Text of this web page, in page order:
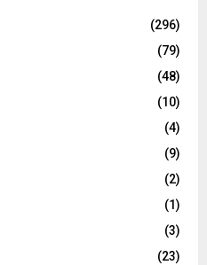
(296)
(79)
(48)
(10)
(4)
(9)
(2)
(1)
(3)
(23)